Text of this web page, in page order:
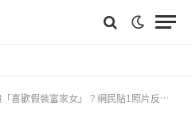
富家女」？網民貼1照片反駁：有錢人才穿得隨意